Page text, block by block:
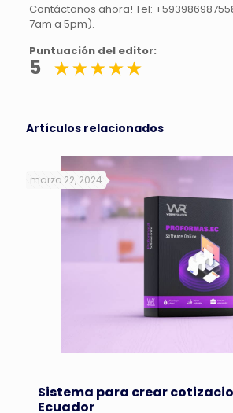
Contáctanos ahora! Tel:
7am a 5pm).
Puntuación del editor:
5
Artículos relacionados
marzo 22, 2024
Sistema para crear
Ecuador